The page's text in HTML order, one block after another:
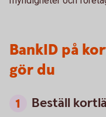
BankID på
gör du
Beställ